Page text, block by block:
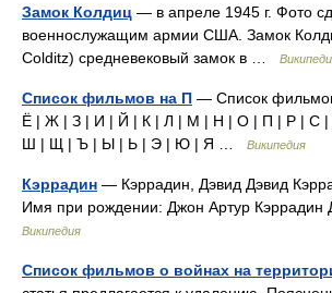
Замок Колдиц — в апреле 1945 г. Фото
военнослужащим армии США. Замок
Colditz) средневековый замок в …
Список фильмов на П — Список
Ё | Ж | З | И | Й | К | Л | М | Н | О | П | Р | С
Ш | Щ | Ъ | Ы | Ь | Э | Ю | Я …
Википедия
Кэррадин — Кэррадин, Дэвид Дэвид
Имя при рождении: Джон Артур
Википедия
Список фильмов о войнах на